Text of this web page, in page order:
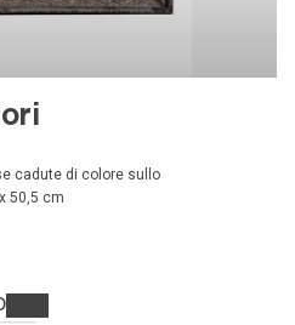
50,5 cm